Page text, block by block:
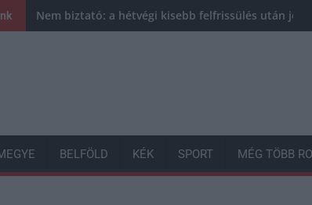
Nem biztató: a hétvégi kisebb felfrissülés után
BELFÖLD KÉK SPORT MÉG TÖBB